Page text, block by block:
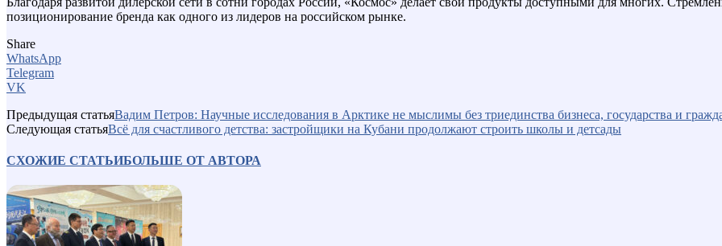
позиционирование бренда как одного из лидеров на российском рынке.
Share
WhatsApp
Telegram
VK
Предыдущая статьяВадим Петров: Научные исследования в Арктике не мыслимы без триединства бизнеса, государства и
Следующая статьяВсё для счастливого детства: застройщики на Кубани продолжают строить школы и детсады
СХОЖИЕ СТАТЬИБОЛЬШЕ ОТ АВТОРА